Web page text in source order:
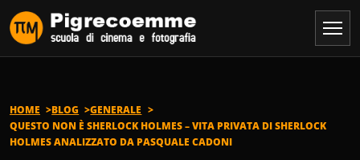
Vai al contenuto
HOME BLOG
GENERALE
QUESTO NON È SHERLOCK HOLMES – VITA PRIVATA DI SHERLOCK
HOLMES ANALIZZATO DA PASQUALE CADONI